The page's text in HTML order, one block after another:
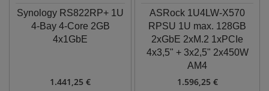
Synology RS822RP+ 1U
4-Bay 4-Core 2GB
4x1GbE
1.441,25 €
ASRock 1U4LW-X570
RPSU 1U max. 128GB
2xGbE 2xM.2 1xPCIe
4x3,5" + 3x2,5" 2x450W
AM4
1.596,25 €